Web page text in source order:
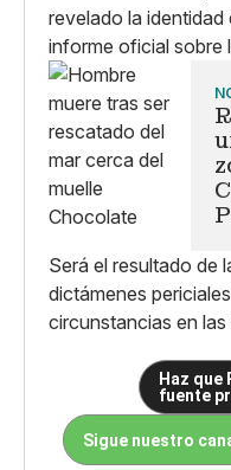
revelado la identidad
informe oficial sobre
Será el resultado de
dictámenes
circunstancias en
Haz que
fuente
Sigue nuestro